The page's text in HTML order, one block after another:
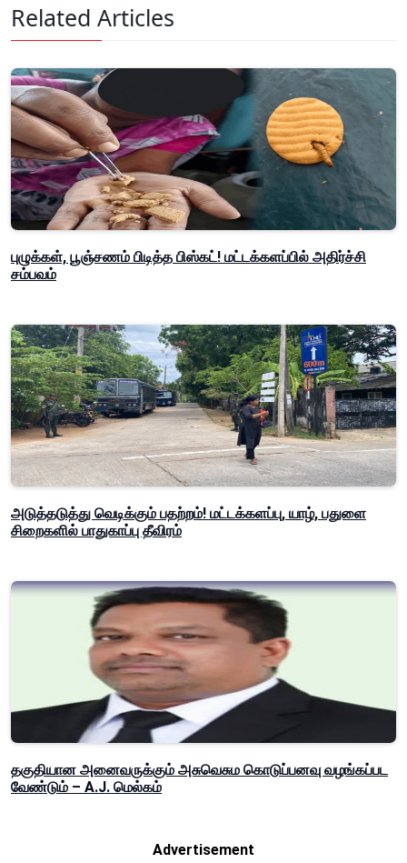
Related Articles
புழுக்கள், பூஞ்சணம் பிடித்த பிஸ்கட்! மட்டக்களப்பில் அதிர்ச்சி
சம்பவம்
அடுத்தடுத்து வெடிக்கும் பதற்றம்! மட்டக்களப்பு, யாழ், பதுளை
சிறைகளில் பாதுகாப்பு தீவிரம்
தகுதியான அனைவருக்கும் அசுவெசும கொடுப்பனவு வழங்கப்பட
வேண்டும் – A.J. மெல்கம்
Advertisement